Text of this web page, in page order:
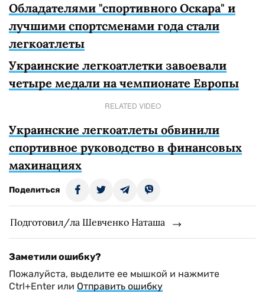
Обладателями "спортивного Оскара" и
лучшими спортсменами года стали
легкоатлеты
Украинские легкоатлетки завоевали
четыре медали на чемпионате Европы
RELATED VIDEO
Украинские легкоатлеты обвинили
спортивное руководство в финансовых
махинациях
Поделиться
Подготовил/ла Шевченко Наташа
Заметили ошибку?
Пожалуйста, выделите ее мышкой и нажмите
Ctrl+Enter или Отправить ошибку